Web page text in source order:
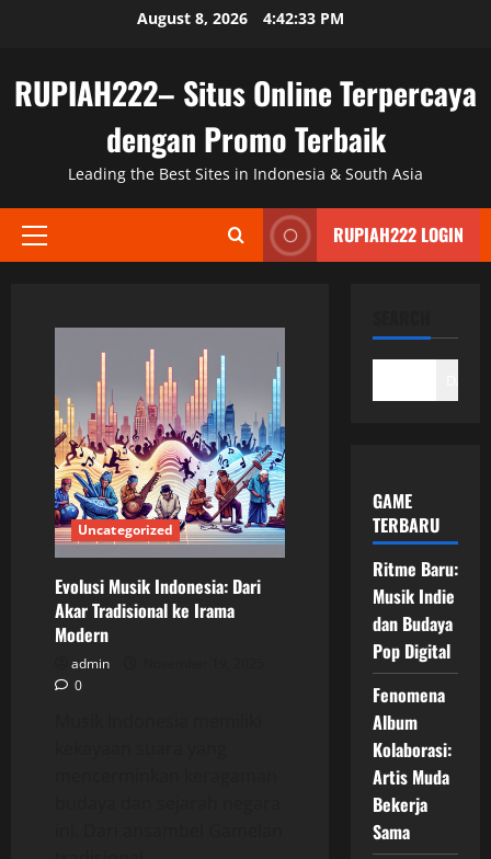
August 8, 2026 4:42:33 PM
RUPIAH222– Situs Online Terpercaya
dengan Promo Terbaik
Leading the Best Sites in Indonesia & South Asia
Primary
RUPIAH222 LOGIN
Uncategorized
Evolusi Musik Indonesia: Dari
Akar Tradisional ke Irama
Modern
admin
0
GAME
TERBARU
Ritme Baru:
Musik Indie
dan Budaya
Pop Digital
Fenomena
Album
Kolaborasi:
Artis Muda
Bekerja
Sama